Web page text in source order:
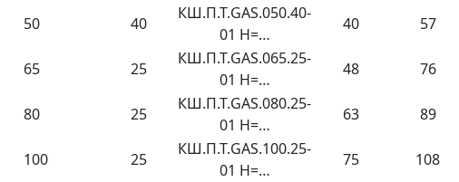
50 40
КШ.П.Т.GAS.050.40-
01 H=…
40 57
65 25
КШ.П.Т.GAS.065.25-
01 H=…
48 76
80 25
КШ.П.Т.GAS.080.25-
01 H=…
63 89
100 25
КШ.П.Т.GAS.100.25-
01 H=…
75 108